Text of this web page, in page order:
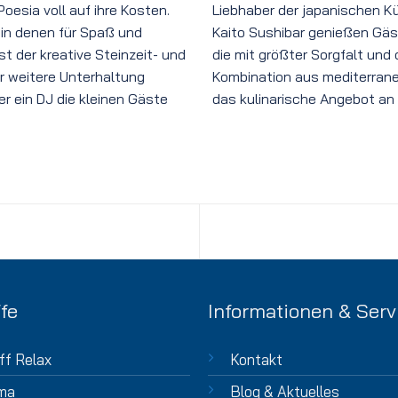
voll auf ihre Kosten.
denen für Spaß und
der kreative Steinzeit- und
weitere Unterhaltung
ein DJ die kleinen Gäste
Liebhaber der japanischen
Kaito Sushibar genießen
die mit größter Sorgfalt und
Kombination aus
das kulinarische Angebot an
Relax
Informationen &
Kontakt
Blog & Aktuelles